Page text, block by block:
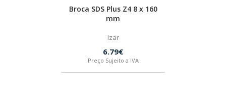
Broca SDS Plus Z4 8 x 160
mm
Izar
6.79€
Preço Sujeito a IVA